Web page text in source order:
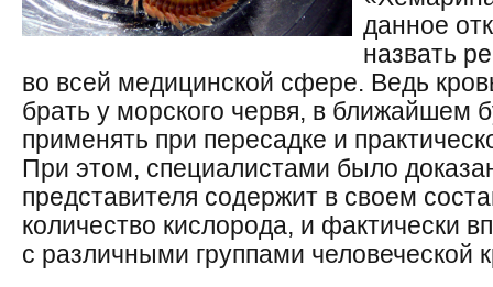
данное
назвать
во всей медицинской сфере. Ведь
брать у морского червя, в ближайшем
применять при пересадке и
При этом, специалистами было
представителя содержит в своем
количество кислорода, и фактически
с различными группами человеческой